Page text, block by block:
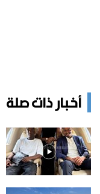
أخبار ذات صلة